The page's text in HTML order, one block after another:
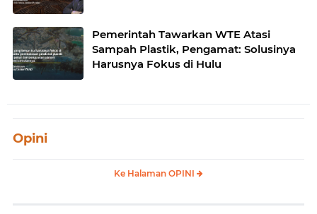
Pemerintah Tawarkan WTE Atasi
Sampah Plastik, Pengamat: Solusinya
Harusnya Fokus di Hulu
Opini
Ke Halaman OPINI